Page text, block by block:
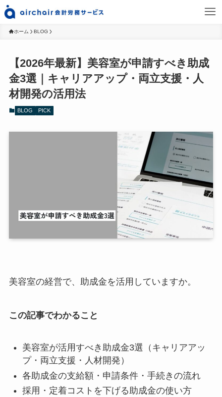
ホーム BLOG
【2026年最新】美容室が申請すべき助成
金3選｜キャリアアップ・両立支援・人
材開発の活用法
BLOG PICK
美容室の経営で、助成金を活用していますか。
この記事でわかること
美容室が活用すべき助成金3選（キャリアアッ
プ・両立支援・人材開発）
各助成金の支給額・申請条件・手続きの流れ
採用・定着コストを下げる助成金の使い方